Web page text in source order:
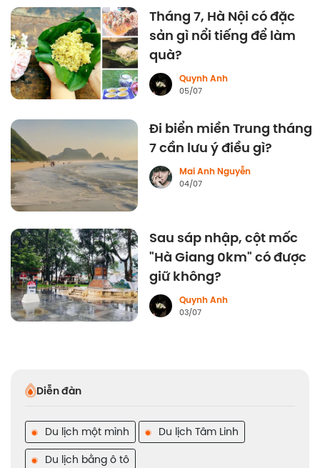
Tháng 7, Hà Nội có đặc
sản gì nổi tiếng để làm
quà?
Quynh Anh
05/07
Đi biển miền Trung tháng
7 cần lưu ý điều gì?
Mai Anh Nguyễn
04/07
Sau sáp nhập, cột mốc
"Hà Giang 0km" có được
giữ không?
Quynh Anh
03/07
Diễn đàn
Du lịch một mình
Du lịch Tâm Linh
Du lịch bằng ô tô